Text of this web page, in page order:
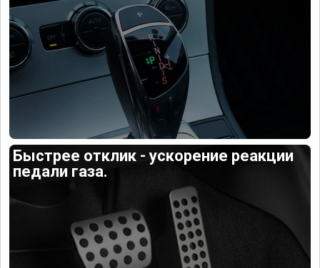
Быстрее отклик - ускорение реакции
педали газа.